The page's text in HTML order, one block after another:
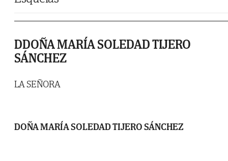
DDOÑA MARÍA SOLEDAD TIJERO
SÁNCHEZ
LA SEÑORA
DOÑA MARÍA SOLEDAD TIJERO SÁNCHEZ